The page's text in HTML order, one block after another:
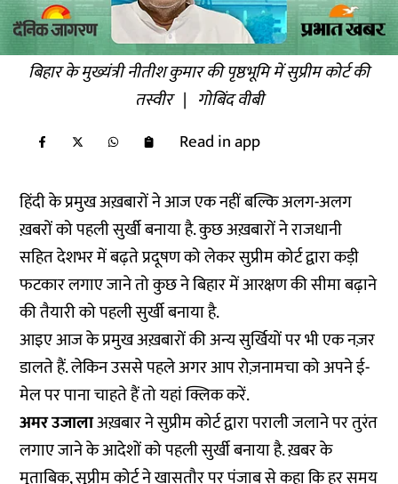
बिहार के मुख्यंत्री नीतीश कुमार की पृष्ठभूमि में सुप्रीम कोर्ट की
तस्वीर | गोबिंद वीबी
Read in app
हिंदी के प्रमुख अख़बारों ने आज एक नहीं बल्कि अलग-अलग
ख़बरों को पहली सुर्खी बनाया है. कुछ अख़बारों ने राजधानी
सहित देशभर में बढ़ते प्रदूषण को लेकर सुप्रीम कोर्ट द्वारा कड़ी
फटकार लगाए जाने तो कुछ ने बिहार में आरक्षण की सीमा बढ़ाने
की तैयारी को पहली सुर्खी बनाया है.
आइए आज के प्रमुख अख़बारों की अन्य सुर्खियों पर भी एक नज़र
डालते हैं. लेकिन उससे पहले अगर आप रोज़नामचा को अपने ई-
मेल पर पाना चाहते हैं तोयहांक्लिक करें.
अमर उजालाअख़बार ने सुप्रीम कोर्ट द्वारा पराली जलाने पर तुरंत
लगाए जाने के आदेशों को पहली सुर्खी बनाया है. ख़बर के
मुताबिक, सुप्रीम कोर्ट ने खासतौर पर पंजाब से कहा कि हर समय